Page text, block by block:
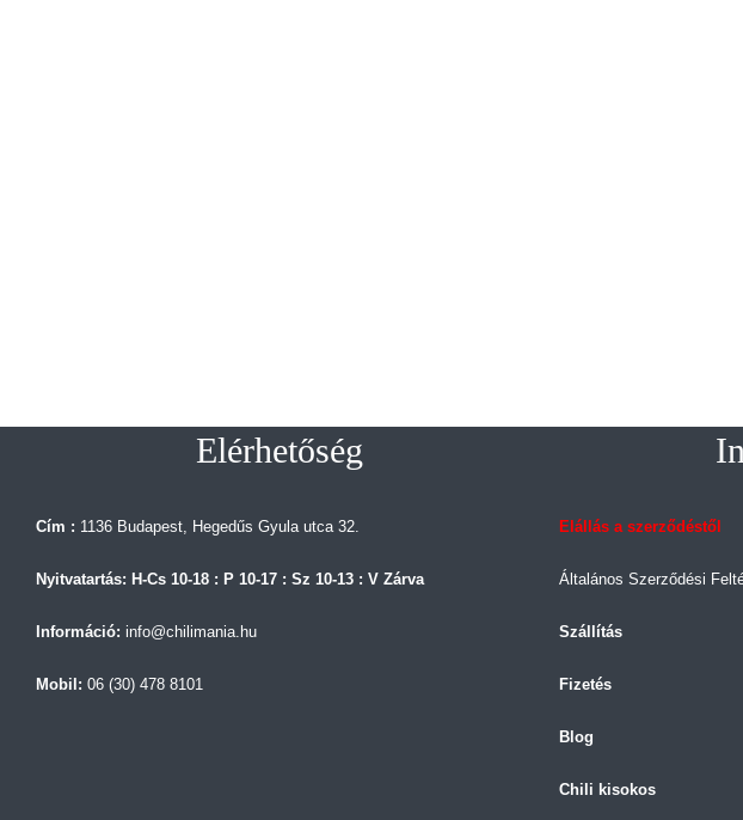
Elérhetőség
Cím : 1136 Budapest, Hegedűs Gyula utca 32.
Nyitvatartás: H-Cs 10-18 : P 10-17 : Sz 10-13 : V Zárva
Információ: info@chilimania.hu
Mobil: 06 (30) 478 8101
Elállás a szerződéstől
Általános Szerződési
Szállítás
Fizetés
Blog
Chili kisokos